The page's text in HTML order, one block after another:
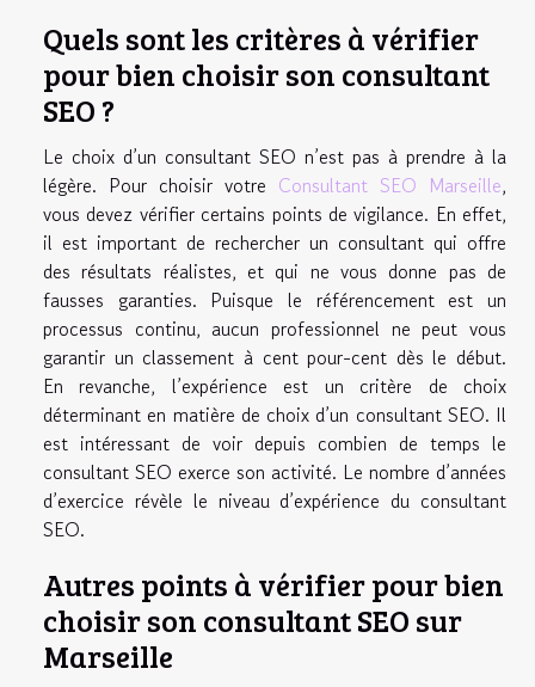
Quels sont les critères à vérifier
pour bien choisir son consultant
SEO ?
Le choix d’un consultant SEO n’est pas à prendre à la
légère. Pour choisir votre Consultant SEO Marseille,
vous devez vérifier certains points de vigilance. En effet,
il est important de rechercher un consultant qui offre
des résultats réalistes, et qui ne vous donne pas de
fausses garanties. Puisque le référencement est un
processus continu, aucun professionnel ne peut vous
garantir un classement à cent pour-cent dès le début.
En revanche, l’expérience est un critère de choix
déterminant en matière de choix d’un consultant SEO. Il
est intéressant de voir depuis combien de temps le
consultant SEO exerce son activité. Le nombre d’années
d’exercice révèle le niveau d’expérience du consultant
SEO.
Autres points à vérifier pour bien
choisir son consultant SEO sur
Marseille